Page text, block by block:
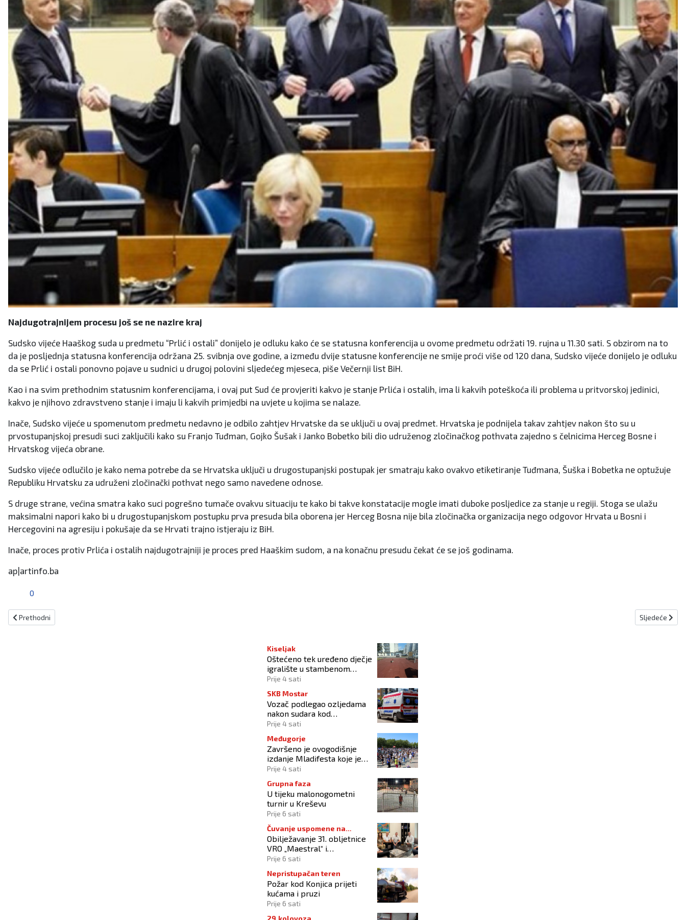
Najdugotrajnijem procesu još se ne nazire kraj
Sudsko vijeće Haaškog suda u predmetu “Prlić i ostali” donijelo je odluku kako će se statusna konferencija u ovome predmetu održati 19. rujna u 11.30 sati. S obzirom na to
da je posljednja statusna konferencija održana 25. svibnja ove godine, a između dvije statusne konferencije ne smije proći više od 120 dana, Sudsko vijeće donijelo je odluku
da se Prlić i ostali ponovno pojave u sudnici u drugoj polovini sljedećeg mjeseca, piše Večernji list BiH.
Kao i na svim prethodnim statusnim konferencijama, i ovaj put Sud će provjeriti kakvo je stanje Prlića i ostalih, ima li kakvih poteškoća ili problema u pritvorskoj jedinici,
kakvo je njihovo zdravstveno stanje i imaju li kakvih primjedbi na uvjete u kojima se nalaze.
Inače, Sudsko vijeće u spomenutom predmetu nedavno je odbilo zahtjev Hrvatske da se uključi u ovaj predmet. Hrvatska je podnijela takav zahtjev nakon što su u
prvostupanjskoj presudi suci zaključili kako su Franjo Tuđman, Gojko Šušak i Janko Bobetko bili dio udruženog zločinačkog pothvata zajedno s čelnicima Herceg Bosne i
Hrvatskog vijeća obrane.
Sudsko vijeće odlučilo je kako nema potrebe da se Hrvatska uključi u drugostupanjski postupak jer smatraju kako ovakvo etiketiranje Tuđmana, Šuška i Bobetka ne optužuje
Republiku Hrvatsku za udruženi zločinački pothvat nego samo navedene odnose.
S druge strane, većina smatra kako suci pogrešno tumače ovakvu situaciju te kako bi takve konstatacije mogle imati duboke posljedice za stanje u regiji. Stoga se ulažu
maksimalni napori kako bi u drugostupanjskom postupku prva presuda bila oborena jer Herceg Bosna nije bila zločinačka organizacija nego odgovor Hrvata u Bosni i
Hercegovini na agresiju i pokušaje da se Hrvati trajno istjeraju iz BiH.
Inače, proces protiv Prlića i ostalih najdugotrajniji je proces pred Haaškim sudom, a na konačnu presudu čekat će se još godinama.
ap|artinfo.ba
0
Prethodni članak: I u BiH počinje utrka za Sabor RH
Prethodni Sljedeći
Sljedeće
Kiseljak
Oštećeno tek uređeno dječje
igralište u stambenom
naselju
Prije 4 sati
SKB Mostar
Vozač podlegao ozljedama
nakon sudara kod
Tomislavgrada
Prije 4 sati
Međugorje
Završeno je ovogodišnje
izdanje Mladifesta koje je
okupilo mlade iz 73 zemlje
Prije 4 sati
Grupna faza
U tijeku malonogometni
turnir u Kreševu
Prije 6 sati
Čuvanje uspomene na
branitelje
Obilježavanje 31. obljetnice
VRO „Maestral“ i
oslobođenja Jajca uz
Prije 6 sati
Nepristupačan teren
Požar kod Konjica prijeti
kućama i pruzi
Prije 6 sati
29.kolovoza